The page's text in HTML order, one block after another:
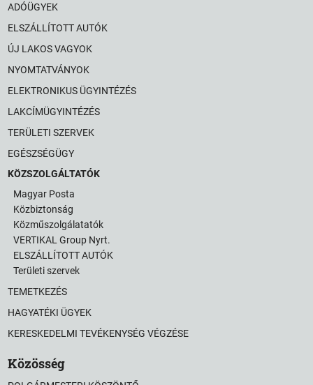
ADÓÜGYEK
ELSZÁLLÍTOTT AUTÓK
ÚJ LAKOS VAGYOK
NYOMTATVÁNYOK
ELEKTRONIKUS ÜGYINTÉZÉS
LAKCÍMÜGYINTÉZÉS
TERÜLETI SZERVEK
EGÉSZSÉGÜGY
KÖZSZOLGÁLTATÓK
Magyar Posta
Közbiztonság
Közműszolgálatatók
VERTIKAL Group Nyrt.
ELSZÁLLÍTOTT AUTÓK
Területi szervek
TEMETKEZÉS
HAGYATÉKI ÜGYEK
KERESKEDELMI TEVÉKENYSÉG VÉGZÉSE
Közösség